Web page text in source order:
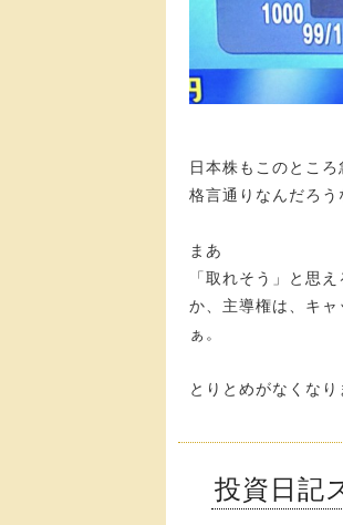
日本株もこのとこ
格言通りなんだろ
まあ
「取れそう」と思
か、主導権は、キ
ぁ。
とりとめがなくな
投資日記